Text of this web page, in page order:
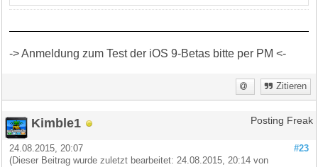
-> Anmeldung zum Test der iOS 9-Betas bitte per PM <-
Zitieren
Kimble1 Posting Freak
#23
24.08.2015, 20:07
(Dieser Beitrag wurde zuletzt bearbeitet: 24.08.2015, 20:14 von